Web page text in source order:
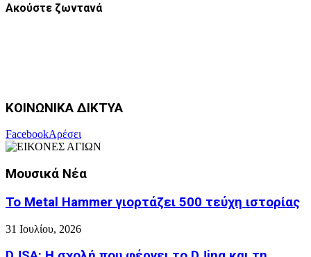
Ακούστε ζωντανά
ΚΟΙΝΩΝΙΚΑ ΔΙΚΤΥΑ
FacebookΑρέσει
Μουσικά Νέα
Το Metal Hammer γιορτάζει 500 τεύχη ιστορίας
31 Ιουλίου, 2026